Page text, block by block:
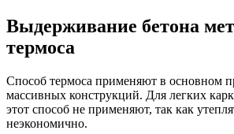
Выдерживание бетона
термоса
Способ термоса применяют в основном
массивных конструкций. Для легких
этот способ не применяют, так как
неэкономично.